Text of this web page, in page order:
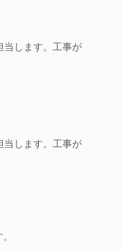
当します。工事が
当します。工事が